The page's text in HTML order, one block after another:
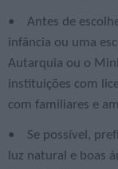
• Antes de
infância ou uma
Autarquia ou o
instituições com
com familiares e
• Se possível,
luz natural e boas